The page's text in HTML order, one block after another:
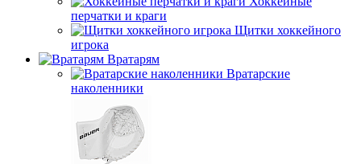
перчатки и краги
Щитки хоккейного
игрока
Вратарям
Вратарские
наколенники